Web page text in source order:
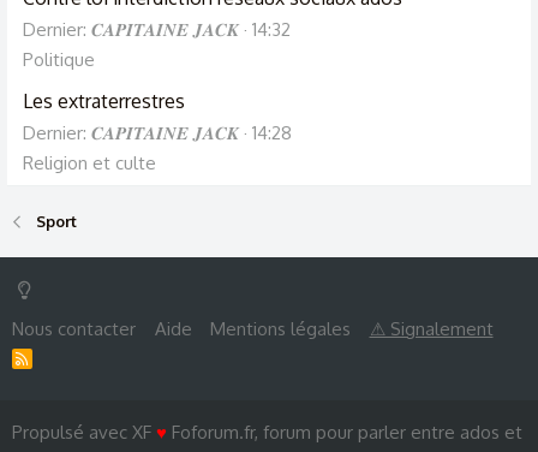
Dernier: 𝑪𝑨𝑷𝑰𝑻𝑨𝑰𝑵𝑬 𝑱𝑨𝑪𝑲 14:32
Politique
Les extraterrestres
Dernier: 𝑪𝑨𝑷𝑰𝑻𝑨𝑰𝑵𝑬 𝑱𝑨𝑪𝑲 14:28
Religion et culte
Sport
Nous contacter Aide Mentions légales ⚠ Signalement
Propulsé avec XF ♥ Foforum.fr, forum pour parler entre ados et